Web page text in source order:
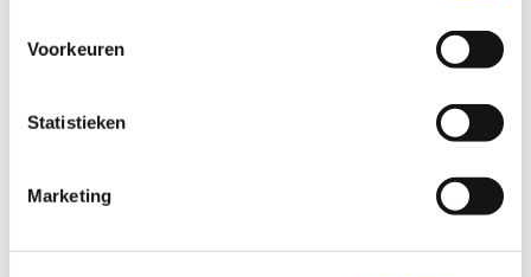
Voorkeuren
Statistieken
Marketing
Aanvraag informatie / bestellen
Artikelnummer: TB128